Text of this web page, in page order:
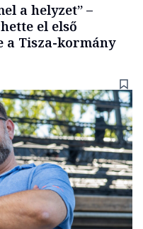
a helyzet” –
el első
a Tisza-kormány